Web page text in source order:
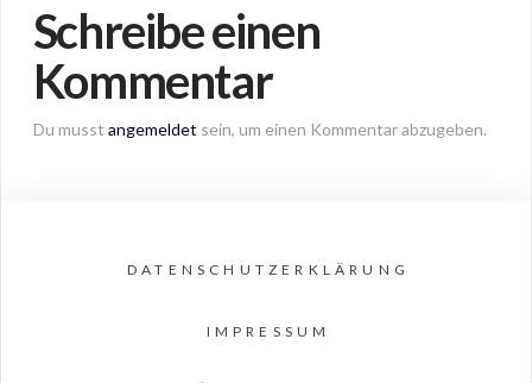
Schreibe einen
Kommentar
Du musst angemeldet sein, um einen Kommentar abzugeben.
DATENSCHUTZERKLÄRUNG
IMPRESSUM